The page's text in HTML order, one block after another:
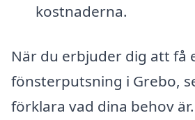
kostnaderna.
När du erbjuder dig att få
fönsterputsning i Grebo,
förklara vad dina behov